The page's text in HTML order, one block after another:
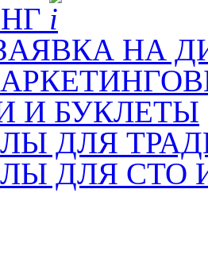
НА
И БУКЛЕТЫ
ДЛЯ
ДЛЯ СТО